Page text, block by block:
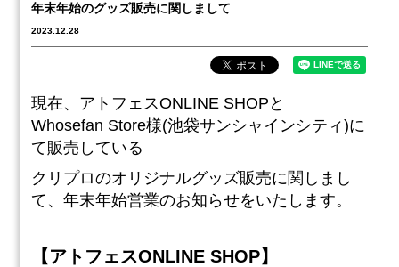
年末年始のグッズ販売に関しまして
2023.12.28
現在、アトフェスONLINE SHOPと
Whosefan Store様(池袋サンシャインシティ)に
て販売している
クリプロのオリジナルグッズ販売に関しまし
て、年末年始営業のお知らせをいたします。
【アトフェスONLINE SHOP】